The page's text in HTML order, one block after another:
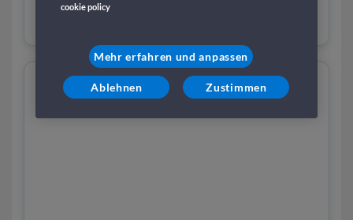
Hafengebühren für Liegezeiten
cookie policy
Mehr erfahren und anpassen
Ablehnen Zustimmen